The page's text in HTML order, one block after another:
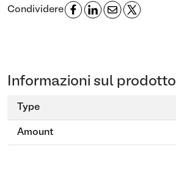
Condividere
Informazioni sul prodotto
Type
Amount